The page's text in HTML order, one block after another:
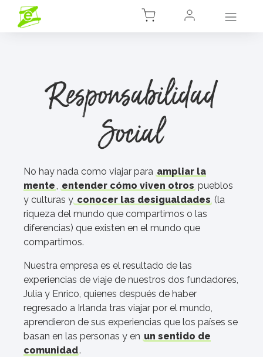
Responsabilidad
Social
No hay nada como viajar para ampliar la
mente, entender cómo viven otros pueblos
y culturas y conocer las desigualdades (la
riqueza del mundo que compartimos o las
diferencias) que existen en el mundo que
compartimos.
Nuestra empresa es el resultado de las
experiencias de viaje de nuestros dos fundadores,
Julia y Enrico, quienes después de haber
regresado a Irlanda tras viajar por el mundo,
aprendieron de sus experiencias que los países se
basan en las personas y en un sentido de
comunidad.